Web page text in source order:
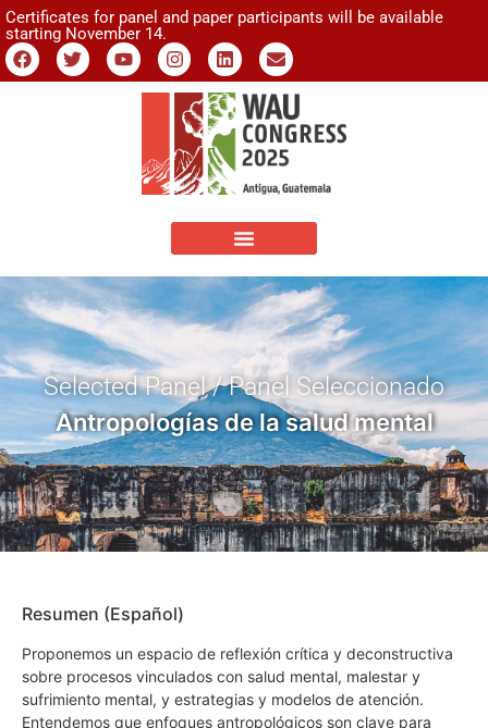
Certificates for panel and paper participants will be available
starting November 14.
Selected Panel / Panel Seleccionado
Antropologías de la salud mental
Resumen (Español)
Proponemos un espacio de reflexión crítica y deconstructiva
sobre procesos vinculados con salud mental, malestar y
sufrimiento mental, y estrategias y modelos de atención.
Entendemos que enfoques antropológicos son clave para